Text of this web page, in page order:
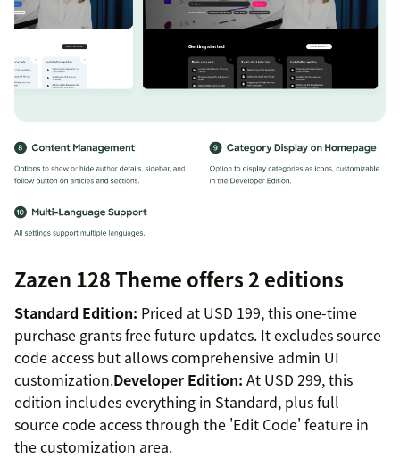
Zazen 128 Theme offers 2 editions
Standard Edition: Priced at USD 199, this one-time
purchase grants free future updates. It excludes source
code access but allows comprehensive admin UI
customization.Developer Edition: At USD 299, this
edition includes everything in Standard, plus full
source code access through the 'Edit Code' feature in
the customization area.